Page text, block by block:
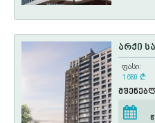
არქი
ფასი:
1 680 ¢